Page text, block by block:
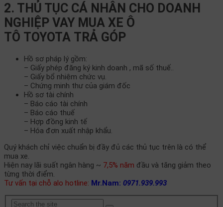
2. THỦ TỤC CÁ NHÂN CHO DOANH
NGHIỆP VAY MUA XE Ô
TÔ TOYOTA TRẢ GÓP
Hồ sơ pháp lý gồm:
– Giấy phép đăng ký kinh doanh , mã số thuế..
– Giấy bổ nhiệm chức vụ.
– Chứng minh thư của giám đốc
Hồ sơ tài chính
– Báo cáo tài chính
– Báo cáo thuế
– Hợp đồng kinh tế
– Hóa đơn xuất nhập khẩu.
Quý khách chỉ việc chuẩn bị đầy đủ các thủ tục trên là có thể
mua xe.
Hiện nay lãi suất ngân hàng ~ 7,5% năm đầu và tăng giảm theo
từng thời điểm.
Tư vấn tại chỗ alo hotline: Mr.Nam: 0971.939.993